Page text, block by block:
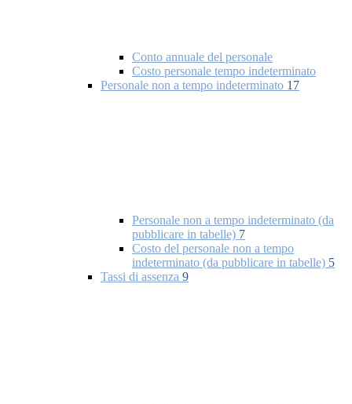
Conto annuale del personale
Costo personale tempo indeterminato
Personale non a tempo indeterminato 17
Personale non a tempo indeterminato (da
pubblicare in tabelle) 7
Costo del personale non a tempo
indeterminato (da pubblicare in tabelle) 5
Tassi di assenza 9